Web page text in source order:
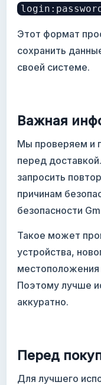
Этот формат
сохранить
своей системе.
Важная
Мы проверяем и
перед
запросить
причинам
безопасности
Такое может
устройства,
местоположения
Поэтому лучше
аккуратно.
Перед
Для лучшего